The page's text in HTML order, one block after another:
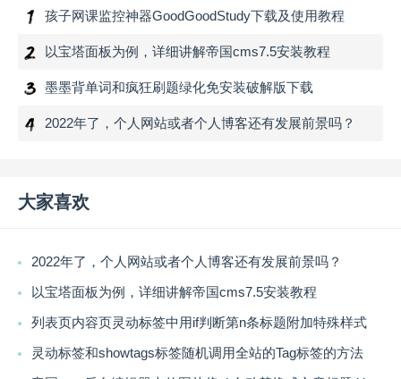
孩子网课监控神器GoodGoodStudy下载及使用教程
以宝塔面板为例，详细讲解帝国cms7.5安装教程
墨墨背单词和疯狂刷题绿化免安装破解版下载
2022年了，个人网站或者个人博客还有发展前景吗？
大家喜欢
2022年了，个人网站或者个人博客还有发展前景吗？
以宝塔面板为例，详细讲解帝国cms7.5安装教程
列表页内容页灵动标签中用if判断第n条标题附加特殊样式
灵动标签和showtags标签随机调用全站的Tag标签的方法